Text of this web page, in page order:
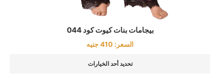
بيجامات بنات كيوت كود 044
السعر: 410جنيه
تحديد أحد الخيارات